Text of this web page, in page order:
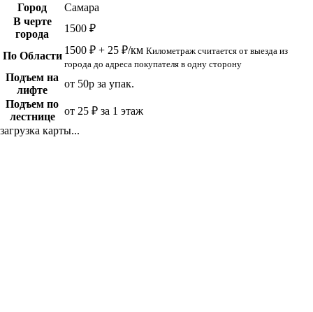
Город
Самара
В черте
города
1500 ₽
По Области 1500 ₽ + 25 ₽/км Километраж считается от выезда из
города до адреса покупателя в одну сторону
Подъем на
лифте
от 50р за упак.
Подъем по
лестнице
от 25 ₽ за 1 этаж
загрузка карты...